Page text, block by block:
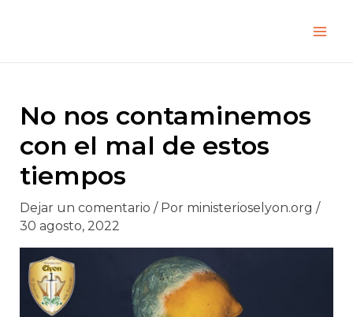
No nos contaminemos
con el mal de estos
tiempos
Dejar un comentario / Por ministerioselyon.org /
30 agosto, 2022